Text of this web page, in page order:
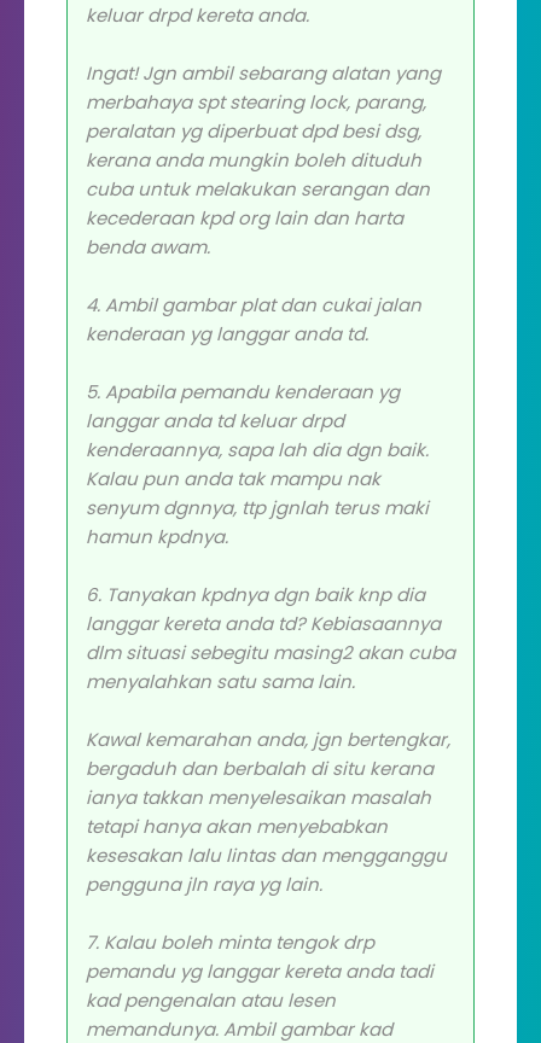
keluar drpd kereta anda.
Ingat! Jgn ambil sebarang alatan yang
merbahaya spt stearing lock, parang,
peralatan yg diperbuat dpd besi dsg,
kerana anda mungkin boleh dituduh
cuba untuk melakukan serangan dan
kecederaan kpd org lain dan harta
benda awam.
4. Ambil gambar plat dan cukai jalan
kenderaan yg langgar anda td.
5. Apabila pemandu kenderaan yg
langgar anda td keluar drpd
kenderaannya, sapa lah dia dgn baik.
Kalau pun anda tak mampu nak
senyum dgnnya, ttp jgnlah terus maki
hamun kpdnya.
6. Tanyakan kpdnya dgn baik knp dia
langgar kereta anda td? Kebiasaannya
dlm situasi sebegitu masing2 akan cuba
menyalahkan satu sama lain.
Kawal kemarahan anda, jgn bertengkar,
bergaduh dan berbalah di situ kerana
ianya takkan menyelesaikan masalah
tetapi hanya akan menyebabkan
kesesakan lalu lintas dan mengganggu
pengguna jln raya yg lain.
7. Kalau boleh minta tengok drp
pemandu yg langgar kereta anda tadi
kad pengenalan atau lesen
memandunya. Ambil gambar kad